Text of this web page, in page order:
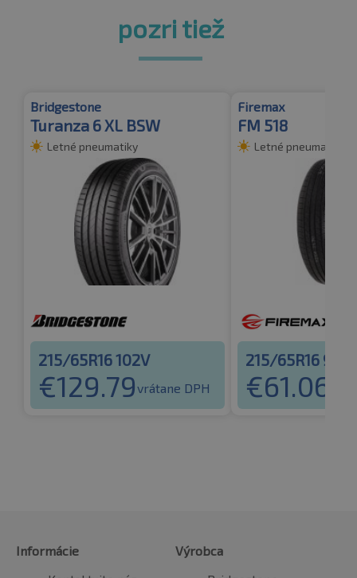
pozri tiež
Bridgestone
Turanza 6 XL BSW
Letné pneumatiky
215/65R16 102V
€129.79vrátane DPH
Firemax
FM 518
Letné pneumatiky
215/65R16 98H
€61.06
Informácie
Výrobca